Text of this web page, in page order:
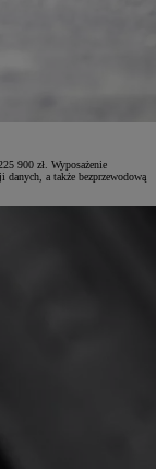
900 zł. Wyposażenie
a także bezprzewodową